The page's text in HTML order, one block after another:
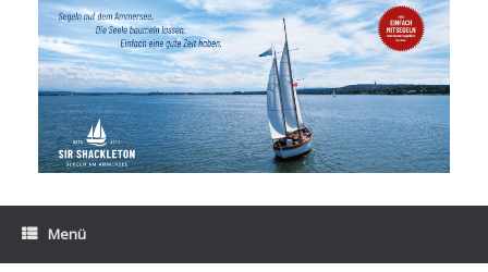
springen
Menü